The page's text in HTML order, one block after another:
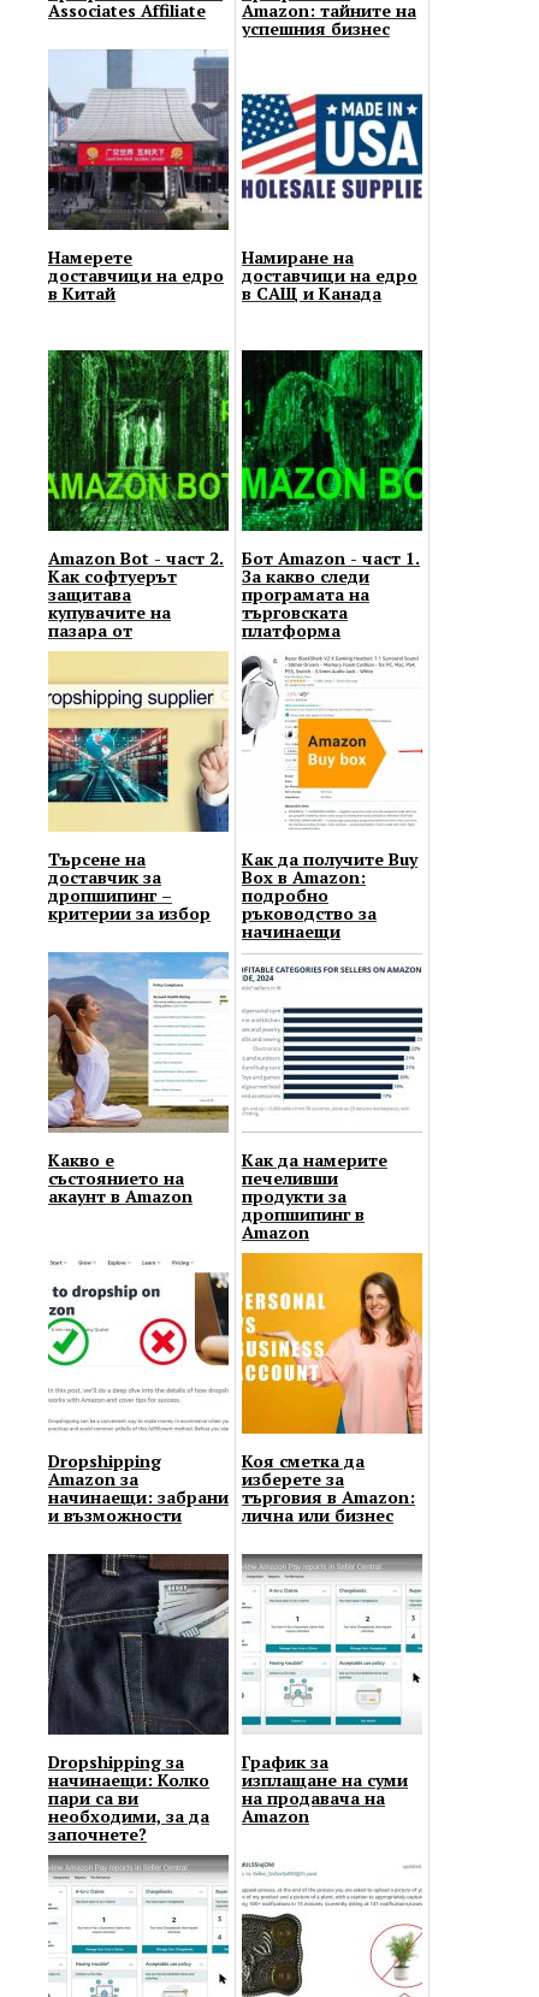
Associates Affiliate Amazon: тайните на
успешния бизнес
Намерете
доставчици на едро
в Китай
Намиране на
доставчици на едро
в САЩ и Канада
Amazon Bot - част 2.
Как софтуерът
защитава
купувачите на
пазара от
манипулации от
Бот Amazon - част 1.
За какво следи
програмата на
търговската
платформа
Търсене на
доставчик за
дропшипинг –
критерии за избор
Как да получите Buy
Box в Amazon:
подробно
ръководство за
начинаещи
Какво е
състоянието на
акаунт в Amazon
Как да намерите
печеливши
продукти за
дропшипинг в
Amazon
Dropshipping
Amazon за
начинаещи: забрани
и възможности
Коя сметка да
изберете за
търговия в Amazon:
лична или бизнес
Dropshipping за
начинаещи: Колко
пари са ви
необходими, за да
започнете?
График за
изплащане на суми
на продавача на
Amazon